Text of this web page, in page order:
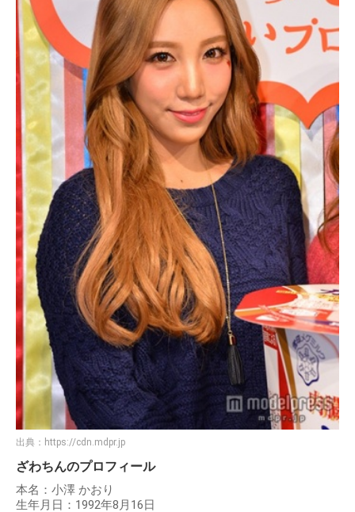
出典： https://cdn.mdpr.jp
ざわちんのプロフィール
本名：小澤 かおり
生年月日：1992年8月16日